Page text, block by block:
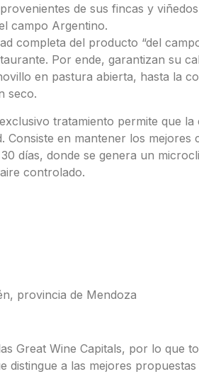
de sus fincas y
campo Argentino.
completa del producto “del
Por ende, garantizan su
en pastura abierta, hasta la
seco.
tratamiento permite que la
en mantener los mejores
días, donde se genera un
controlado.
provincia de Mendoza
Great Wine Capitals, por lo que
distingue a las mejores